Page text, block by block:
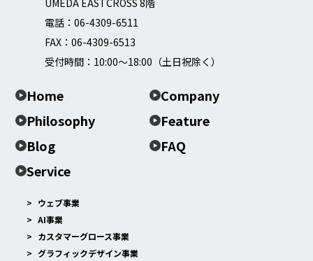
電話： 06-4309-6511
FAX：06-4309-6513
受付時間：10:00～18:00（土日祝除く）
Home
Company
Philosophy
Feature
Blog
FAQ
Service
ウェブ事業
AI事業
カスタマーグロース事業
グラフィックデザイン事業